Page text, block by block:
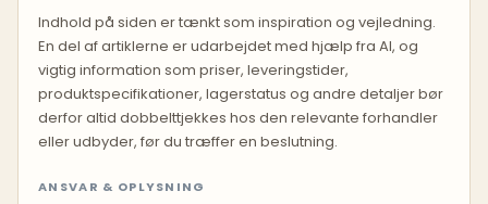
Indhold på siden er tænkt som inspiration og vejledning.
En del af artiklerne er udarbejdet med hjælp fra AI, og
vigtig information som priser, leveringstider,
produktspecifikationer, lagerstatus og andre detaljer bør
derfor altid dobbelttjekkes hos den relevante forhandler
eller udbyder, før du træffer en beslutning.
ANSVAR & OPLYSNING